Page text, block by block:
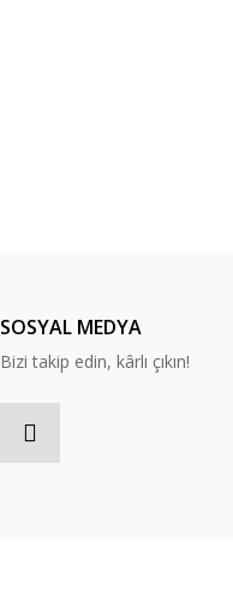
SOSYAL MEDYA
Bizi takip edin, kârlı çıkın!